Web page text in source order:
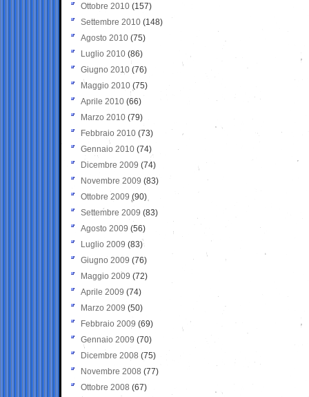
Ottobre 2010 (157)
Settembre 2010 (148)
Agosto 2010 (75)
Luglio 2010 (86)
Giugno 2010 (76)
Maggio 2010 (75)
Aprile 2010 (66)
Marzo 2010 (79)
Febbraio 2010 (73)
Gennaio 2010 (74)
Dicembre 2009 (74)
Novembre 2009 (83)
Ottobre 2009 (90)
Settembre 2009 (83)
Agosto 2009 (56)
Luglio 2009 (83)
Giugno 2009 (76)
Maggio 2009 (72)
Aprile 2009 (74)
Marzo 2009 (50)
Febbraio 2009 (69)
Gennaio 2009 (70)
Dicembre 2008 (75)
Novembre 2008 (77)
Ottobre 2008 (67)